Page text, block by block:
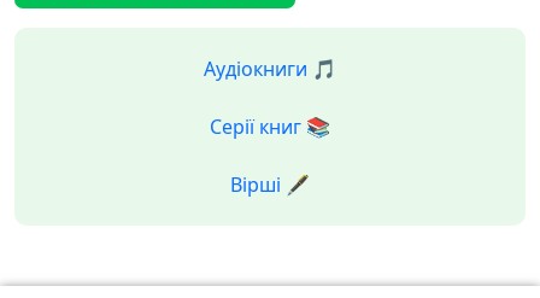
Аудіокниги 🎵
Серії книг 📚
Вірші 🖋️